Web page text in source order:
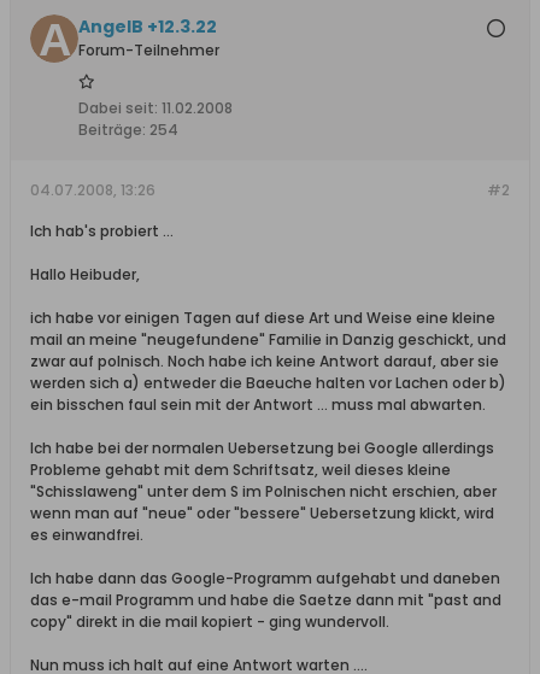
AngelB +12.3.22
Forum-Teilnehmer
Dabei seit: 11.02.2008
Beiträge: 254
#2
04.07.2008, 13:26
Ich hab's probiert ...
Hallo Heibuder,
ich habe vor einigen Tagen auf diese Art und Weise eine kleine
mail an meine "neugefundene" Familie in Danzig geschickt, und
zwar auf polnisch. Noch habe ich keine Antwort darauf, aber sie
werden sich a) entweder die Baeuche halten vor Lachen oder b)
ein bisschen faul sein mit der Antwort ... muss mal abwarten.
Ich habe bei der normalen Uebersetzung bei Google allerdings
Probleme gehabt mit dem Schriftsatz, weil dieses kleine
"Schisslaweng" unter dem S im Polnischen nicht erschien, aber
wenn man auf "neue" oder "bessere" Uebersetzung klickt, wird
es einwandfrei.
Ich habe dann das Google-Programm aufgehabt und daneben
das e-mail Programm und habe die Saetze dann mit "past and
copy" direkt in die mail kopiert - ging wundervoll.
Nun muss ich halt auf eine Antwort warten ....